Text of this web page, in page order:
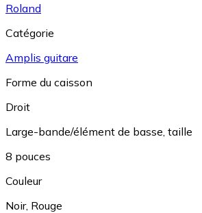
Roland
Catégorie
Amplis guitare
Forme du caisson
Droit
Large-bande/élément de basse, taille
8 pouces
Couleur
Noir, Rouge